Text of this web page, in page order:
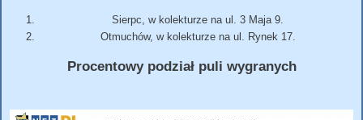
Sierpc, w kolekturze na ul. 3 Maja 9.
Otmuchów, w kolekturze na ul. Rynek 17.
Procentowy podział puli wygranych